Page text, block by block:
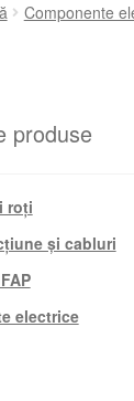
Componente
produse
roți
și cabluri
electrice